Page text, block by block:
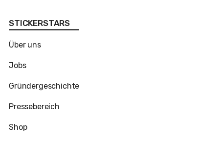
STICKERSTARS
Über uns
Jobs
Gründergeschichte
Pressebereich
Shop